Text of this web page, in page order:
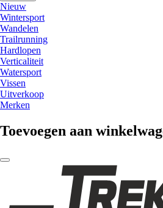
Nieuw
Wintersport
Wandelen
Trailrunning
Hardlopen
Verticaliteit
Watersport
Vissen
Uitverkoop
Merken
Toevoegen aan